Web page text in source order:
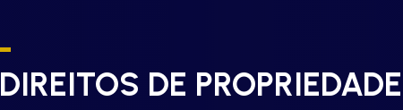
DIREITOS DE PROPRIEDADE